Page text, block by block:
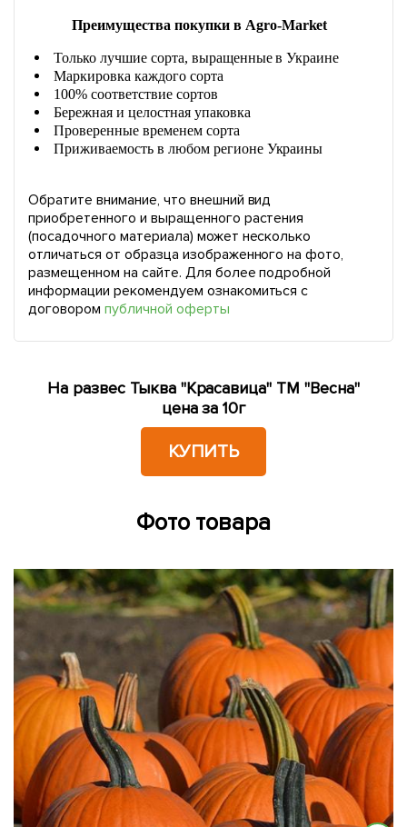
Преимущества покупки в Agro-Market
Только лучшие сорта, выращенные в Украине
Маркировка каждого сорта
100% соответствие сортов
Бережная и целостная упаковка
Проверенные временем сорта
Приживаемость в любом регионе Украины
Обратите внимание, что внешний вид
приобретенного и выращенного растения
(посадочного материала) может несколько
отличаться от образца изображенного на фото,
размещенном на сайте. Для более подробной
информации рекомендуем ознакомиться с
договором публичной оферты
На развес Тыква "Красавица" ТМ "Весна"
цена за 10г
КУПИТЬ
Фото товара